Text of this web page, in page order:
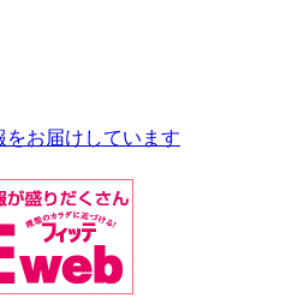
をお届けしています